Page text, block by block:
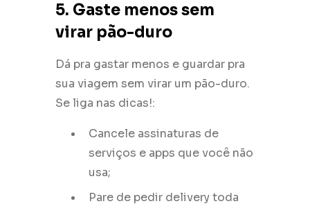
5. Gaste menos sem
virar pão-duro
Dá pra gastar menos e guardar pra
sua viagem sem virar um pão-duro.
Se liga nas dicas!:
Cancele assinaturas de
serviços e apps que você não
usa;
Pare de pedir delivery toda